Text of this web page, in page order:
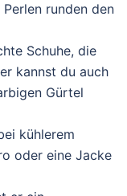
runden den
Schuhe, die
kannst du auch
Gürtel
kühlerem
oder eine Jacke